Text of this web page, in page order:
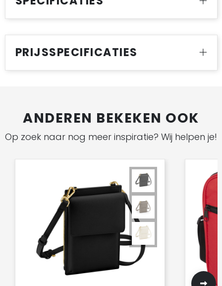
PRIJSSPECIFICATIES
ANDEREN BEKEKEN OOK
Op zoek naar nog meer inspiratie? Wij helpen je!